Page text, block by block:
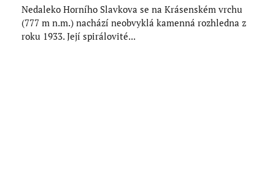
Nedaleko Horního Slavkova se na Krásenském vrchu
(777 m n.m.) nachází neobvyklá kamenná rozhledna z
roku 1933. Její spirálovité...